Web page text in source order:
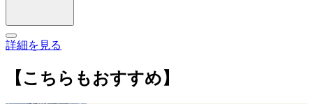
詳細を見る
【こちらもおすすめ】